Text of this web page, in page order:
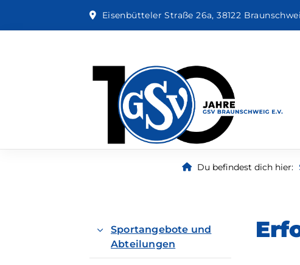
Eisenbütteler Straße 26a, 38122
Du befindest dich hier:
Sportangebote und
Abteilungen